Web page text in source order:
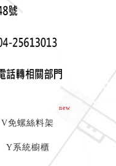
new
V免螺絲料架
Y系統櫥櫃